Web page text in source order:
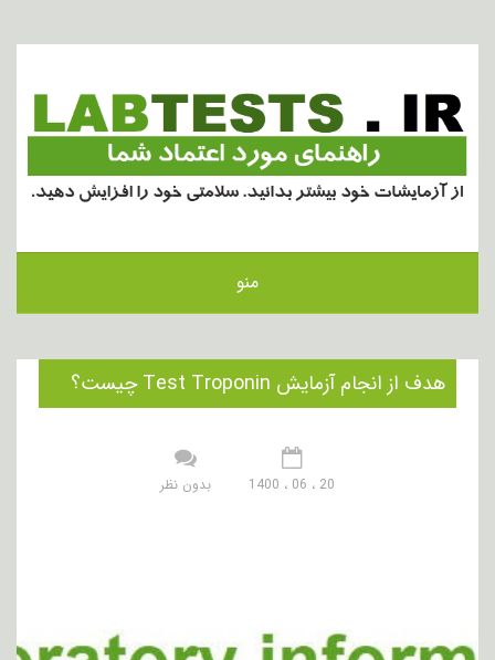
منو
هدف از انجام آزمایش Test Troponin چیست؟
20 ، 06 ، 1400 بدون نظر